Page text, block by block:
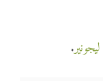
ليجونير.